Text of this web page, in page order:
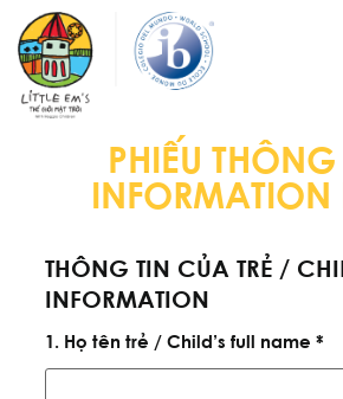
PHIẾU
INFORMATION
THÔNG TIN CỦA TRẺ /
INFORMATION
1. Họ tên trẻ / Child’s full name *